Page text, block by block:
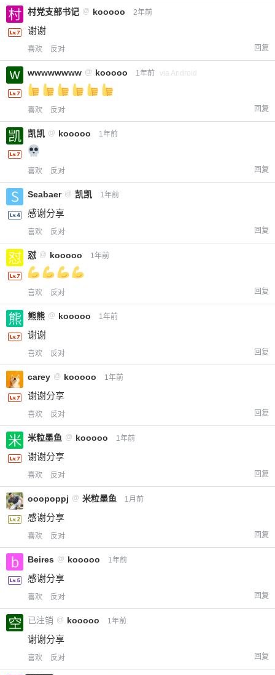
20 元 50
¥
村党支部书记 @ kooooo 2年前
谢谢
喜欢 反对 回复
wwwwwwww @ kooooo 1年前 via Android
喜欢 反对 回复
凯凯 @ kooooo 1年前
喜欢 反对 回复
Seabaer @ 凯凯 1年前
感谢分享
喜欢 反对 回复
怼 @ kooooo 1年前
喜欢 反对 回复
熊熊 @ kooooo 1年前
谢谢
喜欢 反对 回复
carey @ kooooo 1年前
谢谢分享
喜欢 反对 回复
米粒墨鱼 @ kooooo 1年前
谢谢分享
喜欢 反对 回复
ooopoppj @ 米粒墨鱼 1月前
感谢分享
喜欢 反对 回复
Beires @ kooooo 1年前
感谢分享
喜欢 反对 回复
已注销 @ kooooo 1年前
谢谢分享
喜欢 反对 回复
限。
6位以上